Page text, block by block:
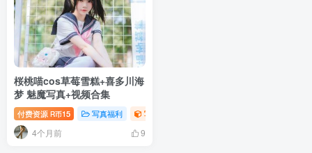
桜桃喵cos草莓雪糕+喜多川海
梦 魅魔写真+视频合集
付费资源 R币15 写真福利 写真视频专题
4个月前 9